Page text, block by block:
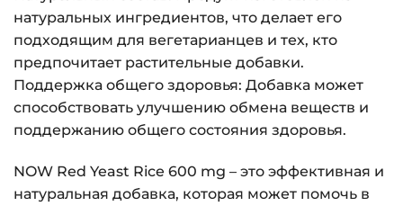
натуральных ингредиентов, что делает его
подходящим для вегетарианцев и тех, кто
предпочитает растительные добавки.
Поддержка общего здоровья: Добавка может
способствовать улучшению обмена веществ и
поддержанию общего состояния здоровья.
NOW Red Yeast Rice 600 mg – это эффективная и
натуральная добавка, которая может помочь в